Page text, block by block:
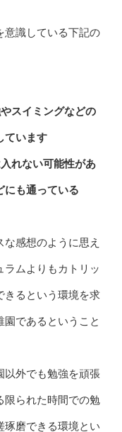
意識している下記の
スイミングなどの
ています
れない可能性があ
にも通っている
感想のように思え
ラムよりもカトリッ
きるという環境を求
であるということ
以外でも勉強を頑張
限られた時間での勉
琢磨できる環境とい